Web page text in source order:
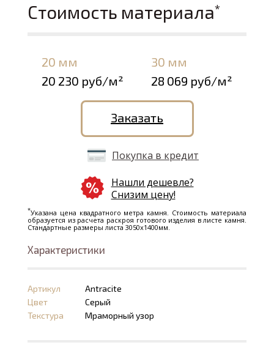
Стоимость материала*
20 мм
20 230 руб/м²
30 мм
28 069 руб/м²
Заказать
Покупка в кредит
Нашли дешевле?
Снизим цену!
*Указана цена квадратного метра камня. Стоимость материала
образуется из расчета раскроя готового изделия в листе камня.
Стандартные размеры листа 3050х1400мм.
Характеристики
Артикул
Antracite
Цвет
Серый
Текстура
Мраморный узор